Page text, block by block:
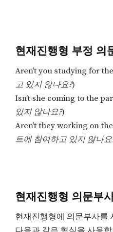
현재진행형 부정 의
Aren’t you studying for
고 있지 않나요?)
Isn’t she coming to the
있지 않나요?)
Aren’t they working on
트에 참여하고 있지 않나요
현재진행형 의문부
현재진행형에 의문부사를